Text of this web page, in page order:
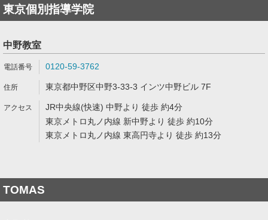
東京個別指導学院
中野教室
0120-59-3762
東京都中野区中野3-33-3 インツ中野ビル 7F
JR中央線(快速) 中野より 徒歩 約4分
東京メトロ丸ノ内線 新中野より 徒歩 約10分
東京メトロ丸ノ内線 東高円寺より 徒歩 約13分
TOMAS